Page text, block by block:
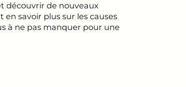
découvrir de nouveaux
savoir plus sur les causes
à ne pas manquer pour une